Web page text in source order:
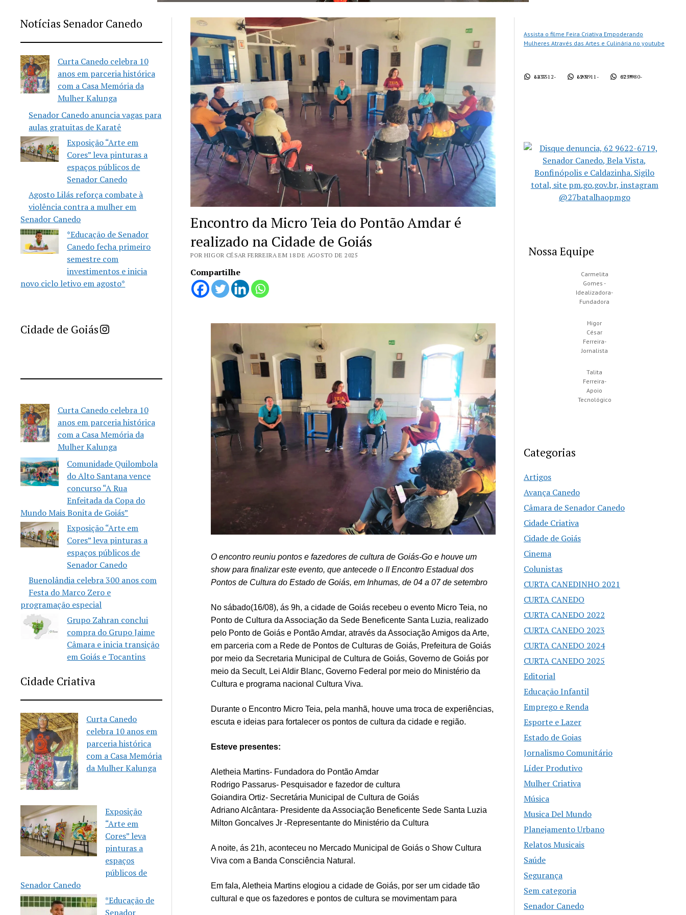
Notícias Senador Canedo
Curta Canedo celebra 10
anos em parceria histórica
com a Casa Memória da
Mulher Kalunga
Senador Canedo anuncia vagas para
aulas gratuitas de Karatê
Exposição “Arte em
Cores” leva pinturas a
espaços públicos de
Senador Canedo
Agosto Lilás reforça combate à
violência contra a mulher em
Senador Canedo
*Educação de Senador
Canedo fecha primeiro
semestre com
investimentos e inicia
novo ciclo letivo em agosto*
Cidade de GoiásImprensa Criativa da Cidade de Goiás
Curta Canedo celebra 10
anos em parceria histórica
com a Casa Memória da
Mulher Kalunga
Comunidade Quilombola
do Alto Santana vence
concurso “A Rua
Enfeitada da Copa do
Mundo Mais Bonita de Goiás”
Exposição “Arte em
Cores” leva pinturas a
espaços públicos de
Senador Canedo
Buenolândia celebra 300 anos com
Festa do Marco Zero e
programação especial
Grupo Zahran conclui
compra do Grupo Jaime
Câmara e inicia transição
em Goiás e Tocantins
Cidade Criativa
Curta Canedo
celebra 10 anos em
parceria histórica
com a Casa Memória
da Mulher Kalunga
Exposição
“Arte em
Cores” leva
pinturas a
espaços
públicos de
Senador Canedo
*Educação de
Senador
Encontro da Micro Teia do Pontão Amdar é
realizado na Cidade de Goiás
POR HIGOR CÉSAR FERREIRA EM 18 DE AGOSTO DE 2025
Compartilhe
O encontro reuniu pontos e fazedores de cultura de Goiás-Go e houve um
show para finalizar este evento, que antecede o II Encontro Estadual dos
Pontos de Cultura do Estado de Goiás, em Inhumas, de 04 a 07 de setembro
No sábado(16/08), ás 9h, a cidade de Goiás recebeu o evento Micro Teia, no
Ponto de Cultura da Associação da Sede Beneficente Santa Luzia, realizado
pelo Ponto de Goiás e Pontão Amdar, através da Associação Amigos da Arte,
em parceria com a Rede de Pontos de Culturas de Goiás, Prefeitura de Goiás
por meio da Secretaria Municipal de Cultura de Goiás, Governo de Goiás por
meio da Secult, Lei Aldir Blanc, Governo Federal por meio do Ministério da
Cultura e programa nacional Cultura Viva.
Durante o Encontro Micro Teia, pela manhã, houve uma troca de experiências,
escuta e ideias para fortalecer os pontos de cultura da cidade e região.
Esteve presentes:
Aletheia Martins- Fundadora do Pontão Amdar
Rodrigo Passarus- Pesquisador e fazedor de cultura
Goiandira Ortiz- Secretária Municipal de Cultura de Goiás
Adriano Alcântara- Presidente da Associação Beneficente Sede Santa Luzia
Milton Goncalves Jr -Representante do Ministério da Cultura
A noite, ás 21h, aconteceu no Mercado Municipal de Goiás o Show Cultura
Viva com a Banda Consciência Natural.
Em fala, Aletheia Martins elogiou a cidade de Goiás, por ser um cidade tão
cultural e que os fazedores e pontos de cultura se movimentam para
Assista o filme Feira Criativa Empoderando
Mulheres Através das Artes e Culinária no youtube
62 3512-1437 62 9911-1901 62 9980-0759
Nossa Equipe
Carmelita
Gomes -
Idealizadora-
Fundadora
Higor
César
Ferreira-
Jornalista
Talita
Ferreira-
Apoio
Tecnológico
Categorias
Artigos
Avança Canedo
Câmara de Senador Canedo
Cidade Criativa
Cidade de Goiás
Cinema
Colunistas
CURTA CANEDINHO 2021
CURTA CANEDO
CURTA CANEDO 2022
CURTA CANEDO 2023
CURTA CANEDO 2024
CURTA CANEDO 2025
Editorial
Educação Infantil
Emprego e Renda
Esporte e Lazer
Estado de Goias
Jornalismo Comunitário
Líder Produtivo
Mulher Criativa
Música
Musica Del Mundo
Planejamento Urbano
Relatos Musicais
Saúde
Segurança
Sem categoria
Senador Canedo